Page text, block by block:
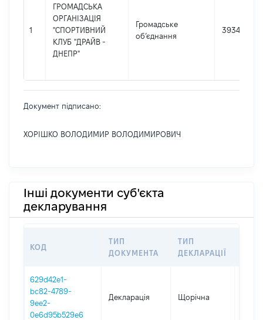
1
ГРОМАДСЬКА
ОРГАНІЗАЦІЯ
"СПОРТИВНИЙ
КЛУБ "ДРАЙВ -
ДНЕПР"
Громадське
об’єднання
39349049
Документ підписано:
ХОРІШКО ВОЛОДИМИР ВОЛОДИМИРОВИЧ
Інші документи суб'єкта
декларування
КОД
ТИП
ДОКУМЕНТА
ТИП
ДЕКЛАРАЦІЇ
629d42e1-
bc82-4789-
9ee2-
0e6d95b529e6
Декларація Щорічна